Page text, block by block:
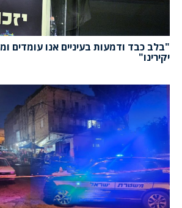
"בלב כבד ודמעות בעיניים אנו עומדים
יקירינו"